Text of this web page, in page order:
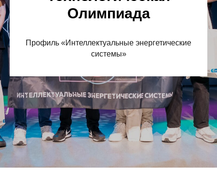
Олимпиада
Профиль «Интеллектуальные энергетические
системы»